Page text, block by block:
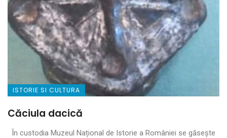
ISTORIE SI CULTURA
Căciula dacică
În custodia Muzeul Național de Istorie a României se găsește